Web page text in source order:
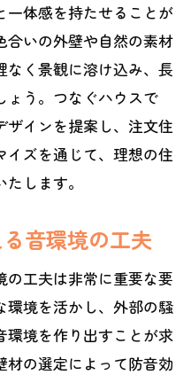
一体感を持たせることが
合いの外壁や自然の素材
なく景観に溶け込み、長
ょう。つなぐハウスで
ザインを提案し、注文住
ズを通じて、理想の住
します。
音環境の工夫
の工夫は非常に重要な要
環境を活かし、外部の騒
環境を作り出すことが求
材の選定によって防音効